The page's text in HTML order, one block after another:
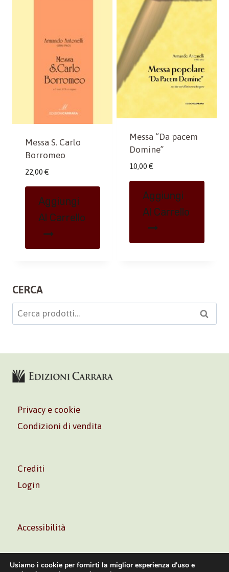
Messa S. Carlo
Borromeo
22,00 €
Aggiungi
Al Carrello
Messa “Da pacem
Domine”
10,00 €
Aggiungi
Al Carrello
CERCA
Cerca: Cerca
Privacy e cookie
Condizioni di vendita
Crediti
Login
Accessibilità
Usiamo i cookie per fornirti la miglior esperienza d'uso e